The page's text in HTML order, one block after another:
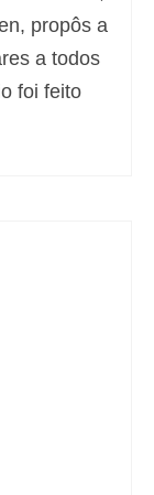
propôs a
a todos
foi feito